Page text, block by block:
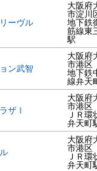
ーヴル
大阪府
市淀川
地下鉄
筋線東
駅
ン武智
大阪府
市港区
地下鉄
線弁天
ザⅠ
大阪府
市港区
ＪＲ環
弁天町
大阪府
市港区
ＪＲ環
弁天町